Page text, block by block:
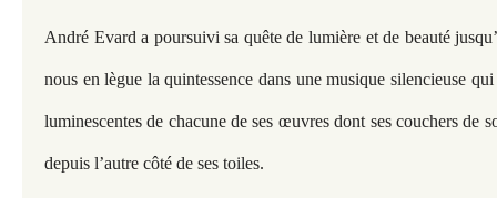
André Evard a poursuivi sa quête de lumière et de beauté
nous en lègue la quintessence dans une musique silencieuse qui
luminescentes de chacune de ses œuvres dont ses couchers de
depuis l’autre côté de ses toiles.